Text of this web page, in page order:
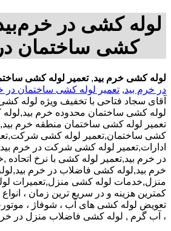
لوله کشی در
کشی ساختمان
لوله کشی خرم بید,تعمیر لوله کشی
در خرم بید, تعمیر لوله کشی ساختمان در
آقای سجاد فتاحی با تخفیف ویژه لوله
لوله کشی ساختمان محدوده خرم
تعمیر لوله کشی ساختمان منطقه خرم
کشی ساختمان,تعمیر لوله کشی
ادارات,تعمیر لوله کشی شرکت در خرم
در خرم بید,تعمیر لوله کشی با نرخ
خرم بید,لوله کشی فاضلاب در خرم
منزل,خدمات لوله کشی منزل,تعمیرات
کمترین هزینه و در سریع ترین زمان ،
تعویض لوله کشی های آب ، شوفاژ ،
، آب گرم , لوله کشی فاضلاب منزل در